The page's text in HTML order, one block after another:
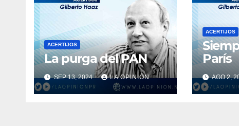
ACERTIJOS
La purga del PAN
SEP 13, 2024 LA OPINIÓN
ACERTIJOS
París
AGO 2,